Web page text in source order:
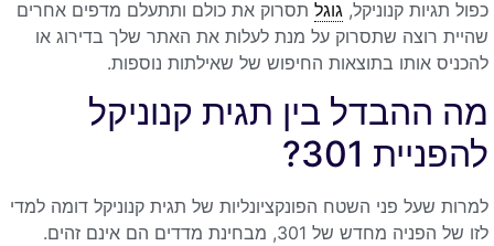
כפול תגיות קנוניקל, גוגל תסרוק את כולם ותתעלם מדפים אחרים
שהיית רוצה שתסרוק על מנת לעלות את האתר שלך בדירוג או
להכניס אותו בתוצאות החיפוש של שאילתות נוספות.
מה ההבדל בין תגית קנוניקל
להפניית 301?
למרות שעל פני השטח הפונקציונליות של תגית קנוניקל דומה למדי
לזו של הפניה מחדש של 301, מבחינת מדדים הם אינם זהים.